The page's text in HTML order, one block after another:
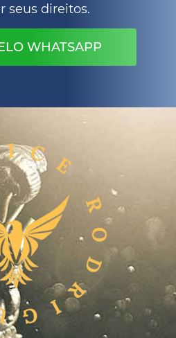
seus direitos.
WHATSAPP